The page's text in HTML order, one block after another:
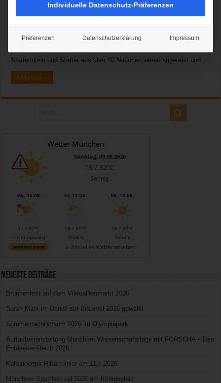
letzten letzten Boulder des Finales zog sie an der Amerikanerin Alex
Puccio vorbei. Jan Hojer (DAV Frankfurt am Main) zeigte ebenfalls
dem neuen Weltmeister Adam Ondra aus Tschechien und Jernej
Starterinnen und Starter aus über 40 Nationen waren angereist und …
Mehr lesen »
Wetter München
Sonntag, 09.08.2026
15 / 32°C
Sonnig
Mo, 10.08.
17 / 32°C
Leicht bewölkt
Di, 11.08.
19 / 31°C
Wolkig
Mi, 12.08.
16 / 30°C
Sonnig
Aktuelles Wetter ansehen
Neueste Beiträge
Brunnenfest auf dem Viktuallienmarkt 2026
Sarah Marx im Donisl zur Bräurosl 2026 gewählt
Sommernachtstraum 2026 im Olympiapark
Auftaktveranstaltung Münchner Wissenschaftstage mit FORSCHA – Das
Entdecker-Reich 2026
Kaltenberger Ritterturnier am 11.7.2026
Münchner Sportfestival 2026 am Königsplatz
Individuelle Datenschutz-Präferenzen
Präferenzen Datenschutzerklärung Impressum